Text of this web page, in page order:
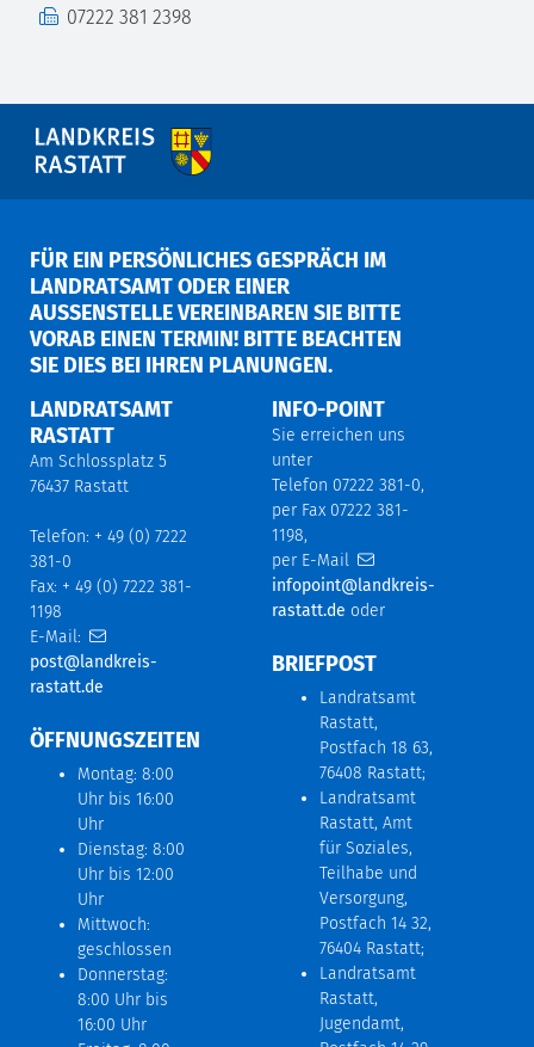
Fax 07222 381 2398
FÜR EIN PERSÖNLICHES GESPRÄCH IM
LANDRATSAMT ODER EINER
AUSSENSTELLE VEREINBAREN SIE BITTE V
ORAB EINEN TERMIN! BITTE BEACHTEN S
IE DIES BEI IHREN PLANUNGEN.
LANDRATSAMT
RASTATT
Am Schlossplatz 5
76437 Rastatt
Telefon: + 49 (0) 7222
381-0
Fax: + 49 (0) 7222 381-
1198
E-Mail:
post@landkreis-
rastatt.de
ÖFFNUNGSZEITEN
Montag: 8:00
Uhr bis 16:00
Uhr
Dienstag: 8:00
Uhr bis 12:00
Uhr
Mittwoch:
geschlossen
Donnerstag:
8:00 Uhr bis
16:00 Uhr
INFO-POINT
Sie erreichen uns
unter
Telefon 07222 381-0,
per Fax 07222 381-
1198,
per E-Mail
infopoint@landkreis-
rastatt.de oder
BRIEFPOST
Landratsamt
Rastatt,
Postfach 18 63,
76408 Rastatt;
Landratsamt
Rastatt, Amt
für Soziales,
Teilhabe und
Versorgung,
Postfach 14 32,
76404 Rastatt;
Landratsamt
Rastatt,
Jugendamt,